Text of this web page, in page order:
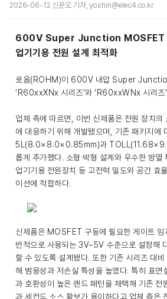
2026-06-12 신윤오 기자, yoshin@elec4.co.kr
600V Super Junction MOSFET
업기기용 전원 설계 최적화
로옴(ROHM)이 600V 내압 Super
‘R60xxXNx 시리즈’와 ‘R60xxWNx 시리즈
업체 측에 따르면, 이번 신제품은 전원 장치의
에 대응하기 위해 개발됐으며, 기존 패키지
5L(8.0×8.0×0.85mm)과
롭게 추가했다. 소형·박형 설계와 우수한 방
업기기용 전원장치 등 고전력 밀도와 공간 효
이션에 적합하다.
신제품은 MOSFET 구동에 필요한 게이트
반적으로 사용되는 3V~5V 수준으로 설정해
할 수 있도록 설계됐다. 또한 기존 시리즈 대
해 범용성과 저손실 특성을 높였다. 특히 표면
과 호환성이 높은 랜드 패턴을 채택해 기존 전
과 세컨드 소스 확보가 용이하다고 업체 측은